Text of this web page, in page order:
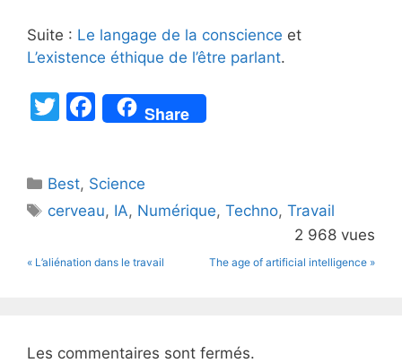
Suite : Le langage de la conscience et
L’existence éthique de l’être parlant.
T
er
F
a
e
b
o
o
Share
Catégories
Best, Science
Étiquettes
cerveau, IA, Numérique,Techno,Travail
2 968 vues
« L’aliénation dans le travail The age of artificial intelligence »
Les commentaires sont fermés.